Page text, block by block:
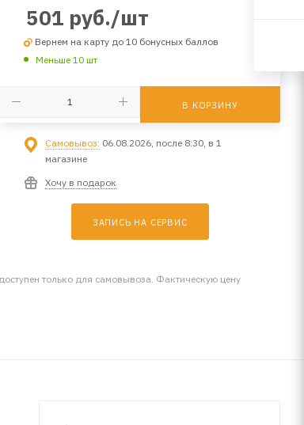
501 руб./шт
Вернем на карту до 10 бонусных баллов
Меньше 10 шт
В КОРЗИНУ
Самовывоз: 06.08.2026, после 8:30, в 1
магазине
Хочу в подарок
ЗАПИСЬ НА СЕРВИС
только для самовывоза. Фактическую цену